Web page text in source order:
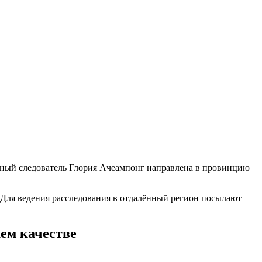
следователь Глория Ачеампонг направлена в провинцию
ведения расследования в отдалённый регион посылают
качестве